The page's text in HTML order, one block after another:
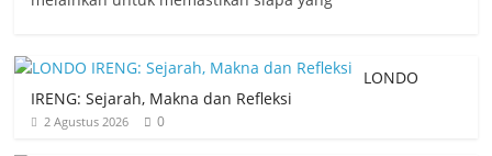
LONDO
IRENG: Sejarah, Makna dan Refleksi
2 Agustus 2026 0